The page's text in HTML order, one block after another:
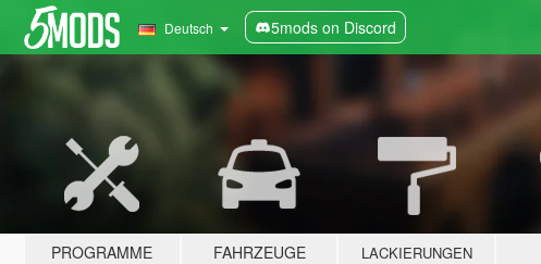
Deutsch 5mods on Discord
PROGRAMME FAHRZEUGE LACKIERUNGEN